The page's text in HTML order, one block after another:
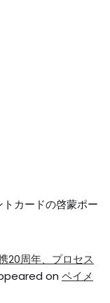
カードの啓蒙ポー
20周年、プロセス
on ペイメ